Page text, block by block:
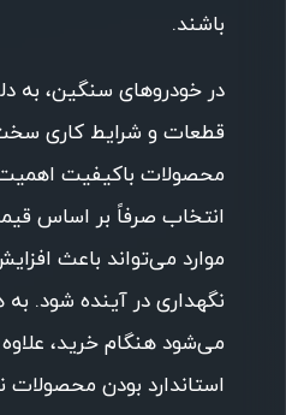
باشند.
در خودروهای سنگین، به
قطعات و شرایط کاری
محصولات باکیفیت اهمیت
انتخاب صرفاً بر اساس
موارد می‌تواند باعث
نگهداری در آینده شود.
می‌شود هنگام خرید،
استاندارد بودن محصولات